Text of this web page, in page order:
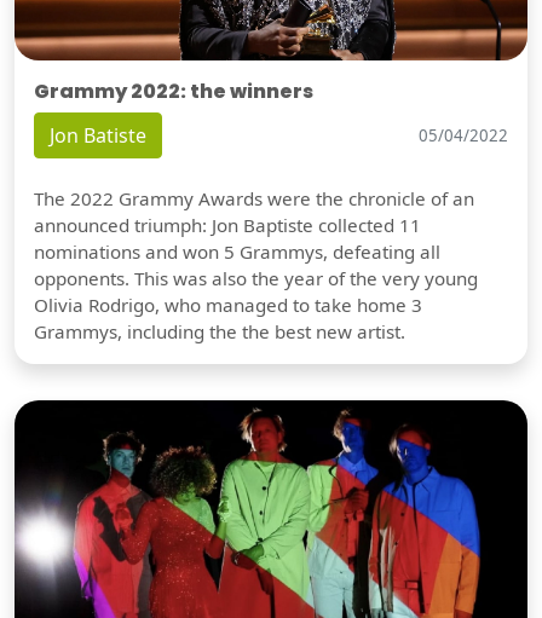
Grammy 2022: the winners
Jon Batiste 05/04/2022
The 2022 Grammy Awards were the chronicle of an
announced triumph: Jon Baptiste collected 11
nominations and won 5 Grammys, defeating all
opponents. This was also the year of the very young
Olivia Rodrigo, who managed to take home 3
Grammys, including the the best new artist.